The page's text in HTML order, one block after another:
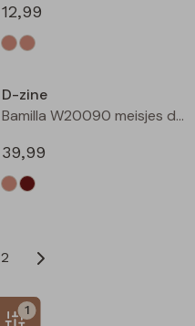
12,99
D-zine
Bamilla W20090 meisjes denim jack Bruin
39,99
2
1